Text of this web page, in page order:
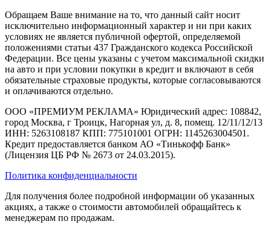
Обращаем Ваше внимание на то, что данный сайт носит
исключительно информационный характер и ни при каких
условиях не является публичной офертой, определяемой
положениями статьи 437 Гражданского кодекса Российской
Федерации. Все цены указаны с учетом максимальной скидки
на авто и при условии покупки в кредит и включают в себя
обязательные страховые продукты, которые согласовываются
и оплачиваются отдельно.
ООО «ПРЕМИУМ РЕКЛАМА» Юридический адрес: 108842,
город Москва, г Троицк, Нагорная ул, д. 8, помещ. 12/11/12/13
ИНН: 5263108187 КПП: 775101001 ОГРН: 1145263004501.
Кредит предоставляется банком АО «Тинькофф Банк»
(Лицензия ЦБ РФ № 2673 от 24.03.2015).
Политика конфиденциальности
Для получения более подробной информации об указанных
акциях, а также о стоимости автомобилей обращайтесь к
менеджерам по продажам.